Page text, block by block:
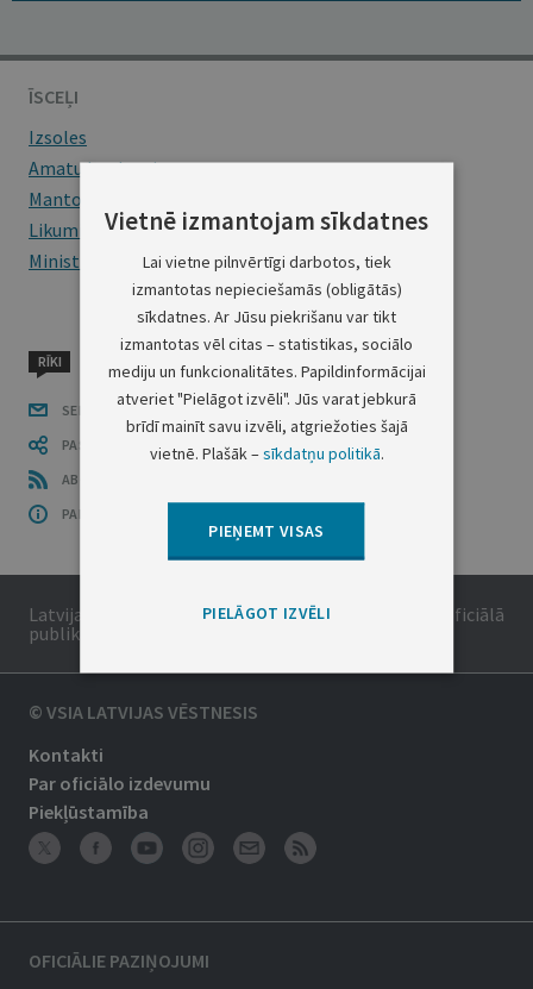
ĪSCEĻI
Izsoles
Amatu konkursi
Mantojumu ziņas
Likumi
Ministru kabineta noteikumi
RĪKI
SEKO LĪDZI
PASTĀSTI CITIEM
ABONĒ RSS
PAR ŠO GRUPU
Latvijas Republikas oficiālais izdevums. Tā saturs ir oficiālā
publikācija.
© VSIA LATVIJAS VĒSTNESIS
Kontakti
Par oficiālo izdevumu
Piekļūstamība
OFICIĀLIE PAZIŅOJUMI
Vietnē izmantojam sīkdatnes
Lai vietne pilnvērtīgi darbotos, tiek
izmantotas nepieciešamās (obligātās)
sīkdatnes. Ar Jūsu piekrišanu var tikt
izmantotas vēl citas – statistikas, sociālo
mediju un funkcionalitātes. Papildinformācijai
atveriet "Pielāgot izvēli". Jūs varat jebkurā
brīdī mainīt savu izvēli, atgriežoties šajā
vietnē. Plašāk –sīkdatņu politikā.
PIEŅEMT VISAS
PIELĀGOT IZVĒLI